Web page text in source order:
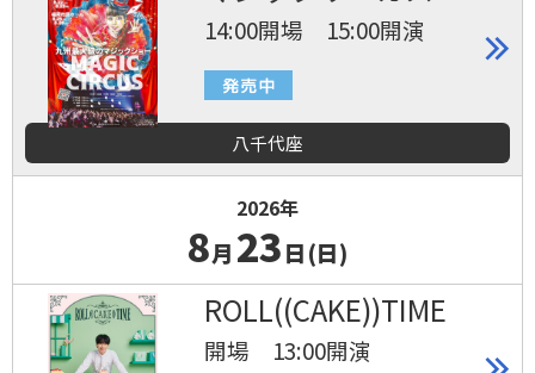
14:00開場 15:00開演
八千代座
2026年
8月 23日(日)
ROLL((CAKE))TIME
開場 13:00開演